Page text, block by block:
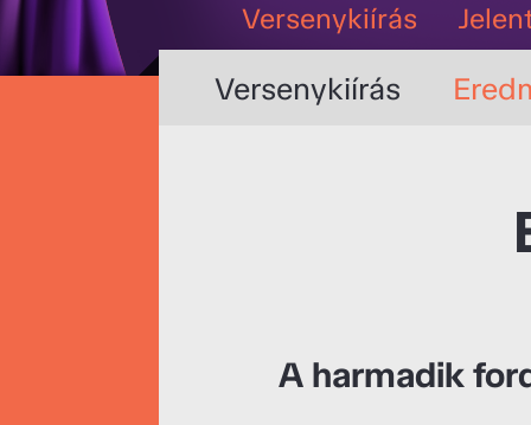
Versenykiírás
Versenykiírás
A harmadik